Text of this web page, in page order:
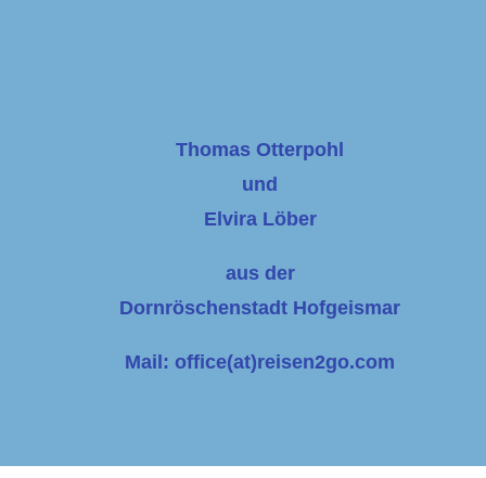
Thomas Otterpohl
und
Elvira Löber
aus der
Dornröschenstadt Hofgeismar
Mail: office(at)reisen2go.com